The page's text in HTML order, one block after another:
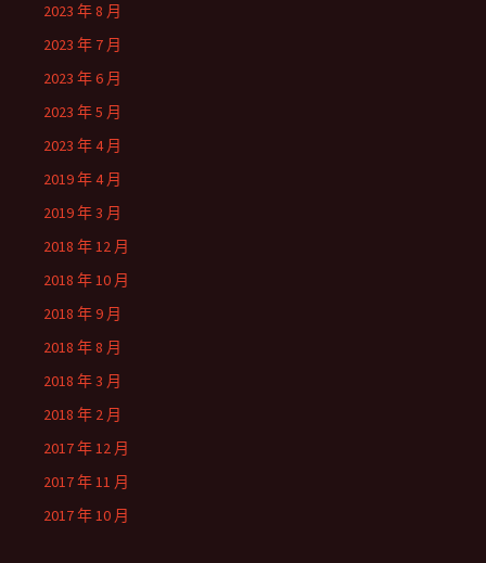
2023 年 8 月
2023 年 7 月
2023 年 6 月
2023 年 5 月
2023 年 4 月
2019 年 4 月
2019 年 3 月
2018 年 12 月
2018 年 10 月
2018 年 9 月
2018 年 8 月
2018 年 3 月
2018 年 2 月
2017 年 12 月
2017 年 11 月
2017 年 10 月